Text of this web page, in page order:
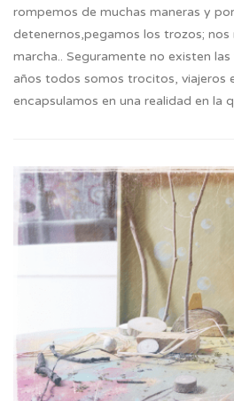
rompemos de muchas maneras y
detenernos,pegamos los trozos; nos
marcha.. Seguramente no existen
años todos somos trocitos, viajeros
encapsulamos en una realidad en la